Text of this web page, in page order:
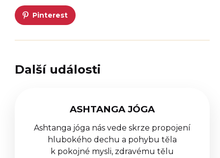
Pinterest
Další události
ASHTANGA JÓGA
Ashtanga jóga nás vede skrze propojení
hlubokého dechu a pohybu těla
k pokojné mysli, zdravému tělu